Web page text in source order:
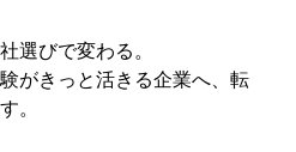
選びで変わる。
がきっと活きる企業へ、転
。